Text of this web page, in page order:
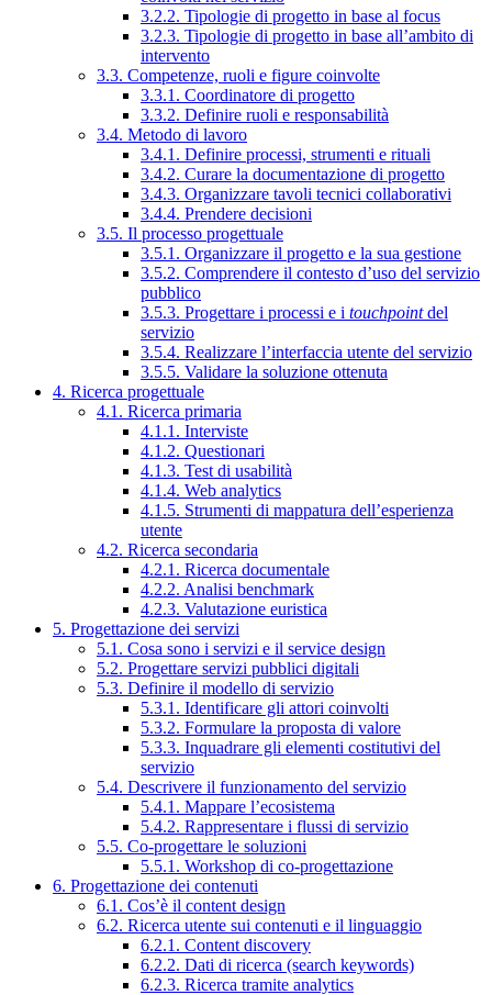
3.2.2. Tipologie di progetto in base al focus
3.2.3. Tipologie di progetto in base all’ambito di
intervento
3.3. Competenze, ruoli e figure coinvolte
3.3.1. Coordinatore di progetto
3.3.2. Definire ruoli e responsabilità
3.4. Metodo di lavoro
3.4.1. Definire processi, strumenti e rituali
3.4.2. Curare la documentazione di progetto
3.4.3. Organizzare tavoli tecnici collaborativi
3.4.4. Prendere decisioni
3.5. Il processo progettuale
3.5.1. Organizzare il progetto e la sua gestione
3.5.2. Comprendere il contesto d’uso del servizio
pubblico
3.5.3. Progettare i processi e i touchpointdel
servizio
3.5.4. Realizzare l’interfaccia utente del servizio
3.5.5. Validare la soluzione ottenuta
4. Ricerca progettuale
4.1. Ricerca primaria
4.1.1. Interviste
4.1.2. Questionari
4.1.3. Test di usabilità
4.1.4. Web analytics
4.1.5. Strumenti di mappatura dell’esperienza
utente
4.2. Ricerca secondaria
4.2.1. Ricerca documentale
4.2.2. Analisi benchmark
4.2.3. Valutazione euristica
5. Progettazione dei servizi
5.1. Cosa sono i servizi e il service design
5.2. Progettare servizi pubblici digitali
5.3. Definire il modello di servizio
5.3.1. Identificare gli attori coinvolti
5.3.2. Formulare la proposta di valore
5.3.3. Inquadrare gli elementi costitutivi del
servizio
5.4. Descrivere il funzionamento del servizio
5.4.1. Mappare l’ecosistema
5.4.2. Rappresentare i flussi di servizio
5.5. Co-progettare le soluzioni
5.5.1. Workshop di co-progettazione
6. Progettazione dei contenuti
6.1. Cos’è il content design
6.2. Ricerca utente sui contenuti e il linguaggio
6.2.1. Content discovery
6.2.2. Dati di ricerca (search keywords)
6.2.3. Ricerca tramite analytics